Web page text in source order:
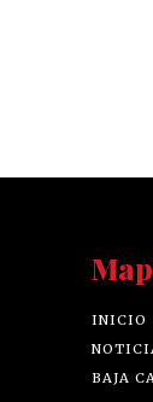
INICIO
BAJA